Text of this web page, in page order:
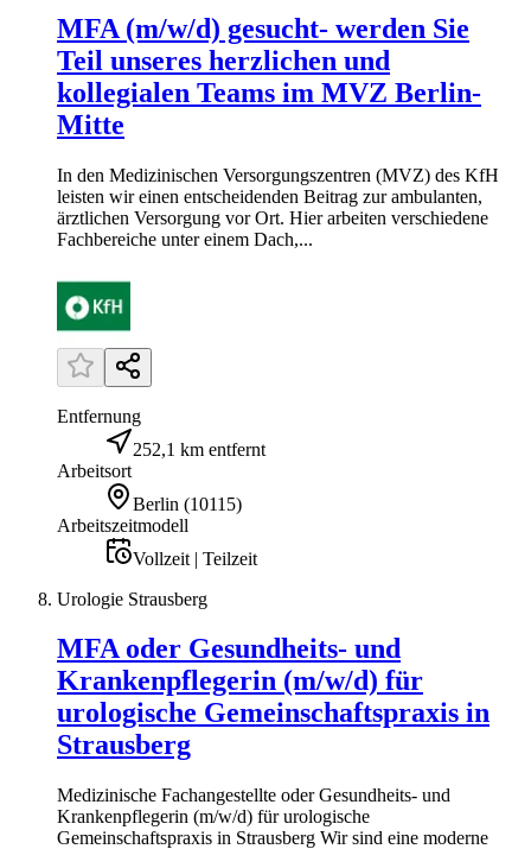
MFA (m/w/d) gesucht- werden Sie
Teil unseres herzlichen und
kollegialen Teams im MVZ Berlin-
Mitte
In den Medizinischen Versorgungszentren (MVZ) des KfH
leisten wir einen entscheidenden Beitrag zur ambulanten,
ärztlichen Versorgung vor Ort. Hier arbeiten verschiedene
Fachbereiche unter einem Dach,...
Entfernung
252,1 km entfernt
Arbeitsort
Berlin (10115)
Arbeitszeitmodell
Vollzeit | Teilzeit
Urologie Strausberg
MFA oder Gesundheits- und
Krankenpflegerin (m/w/d) für
urologische Gemeinschaftspraxis in
Strausberg
Medizinische Fachangestellte oder Gesundheits- und
Krankenpflegerin (m/w/d) für urologische
Gemeinschaftspraxis in Strausberg Wir sind eine moderne